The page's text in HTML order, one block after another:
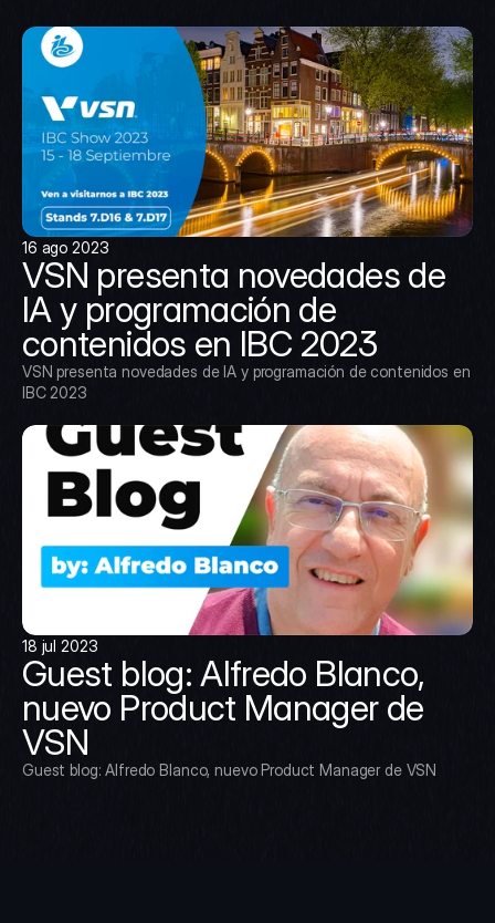
16 ago 2023
VSN presenta novedades de
IA y programación de
contenidos en IBC 2023
VSN presenta novedades de IA y programación de contenidos en
IBC 2023
18 jul 2023
Guest blog: Alfredo Blanco,
nuevo Product Manager de
VSN
Guest blog: Alfredo Blanco, nuevo Product Manager de VSN